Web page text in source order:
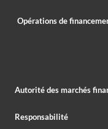
Opérations de
Autorité des marchés
Responsabilité